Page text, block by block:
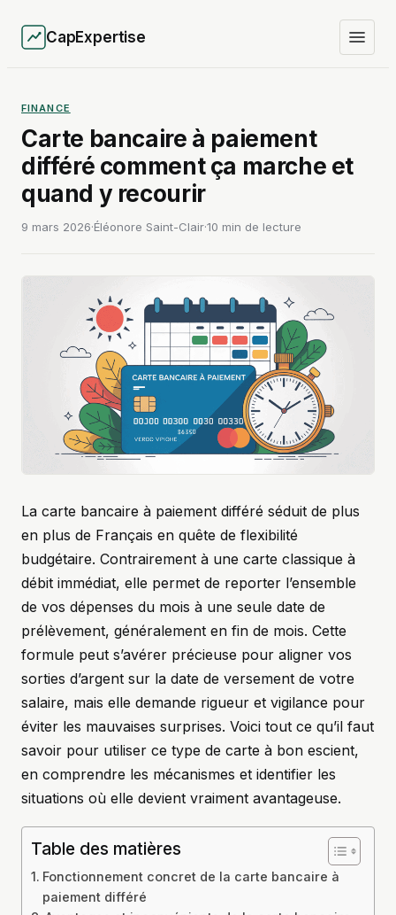
CapExpertise
FINANCE
Carte bancaire à paiement
différé comment ça marche et
quand y recourir
9 mars 2026·Éléonore Saint-Clair·10 min de lecture
La carte bancaire à paiement différé séduit de plus
en plus de Français en quête de flexibilité
budgétaire. Contrairement à une carte classique à
débit immédiat, elle permet de reporter l’ensemble
de vos dépenses du mois à une seule date de
prélèvement, généralement en fin de mois. Cette
formule peut s’avérer précieuse pour aligner vos
sorties d’argent sur la date de versement de votre
salaire, mais elle demande rigueur et vigilance pour
éviter les mauvaises surprises. Voici tout ce qu’il faut
savoir pour utiliser ce type de carte à bon escient,
en comprendre les mécanismes et identifier les
situations où elle devient vraiment avantageuse.
Table des matières
Fonctionnement concret de la carte bancaire à
paiement différé